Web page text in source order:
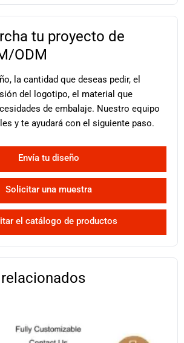
tu proyecto de
ODM
la cantidad que deseas pedir, el
del logotipo, el material que
de embalaje. Nuestro equipo
y te ayudará con el siguiente paso.
Envía tu diseño
Solicitar una muestra
el catálogo de productos